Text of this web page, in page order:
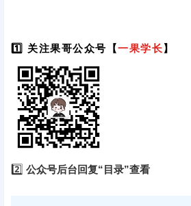
1️⃣ 关注果哥公众号【一果学长】
2️⃣ 公众号后台回复“目录”查看